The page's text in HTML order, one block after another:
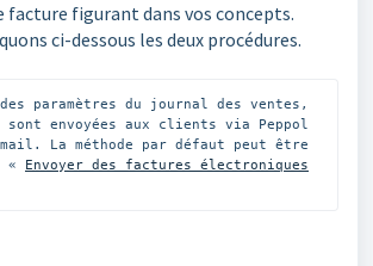
facture figurant dans vos concepts.
ci-dessous les deux procédures.
paramètres du journal des ventes,
envoyées aux clients via Peppol
La méthode par défaut peut être
« Envoyer des factures électroniques